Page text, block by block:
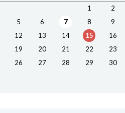
1
2
5 6 7 8
9
12 13 14 15
16
19 20 21 22
23
26 27 28 29
30